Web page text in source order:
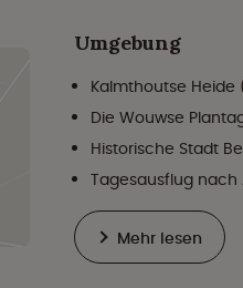
Umgebung
Kalmthoutse Heide
Die Wouwse
Historische Stadt
Tagesausflug
Mehr lesen